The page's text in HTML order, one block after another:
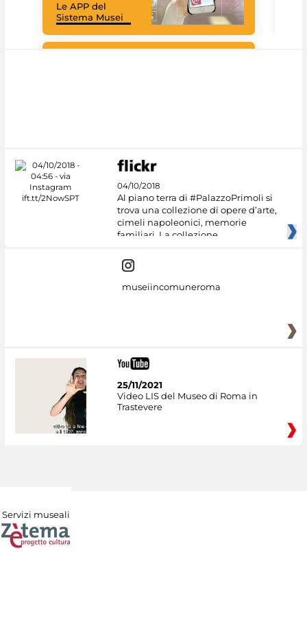
Le APP del
Sistema Musei
04/10/2018
Al piano terra di #PalazzoPrimoli si
trova una collezione di opere d’arte,
cimeli napoleonici, memorie
familiari. La collezione
museiincomuneroma
25/11/2021
Video LIS del Museo di Roma in
Trastevere
Servizi museali